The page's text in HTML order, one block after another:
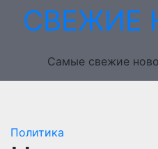
ПерейтиСВЕЖИЕ
Самые свежие
Политика